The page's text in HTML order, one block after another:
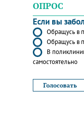
ОПРОС
Если вы
Обращусь в
Обращусь в
В
самостоятельно